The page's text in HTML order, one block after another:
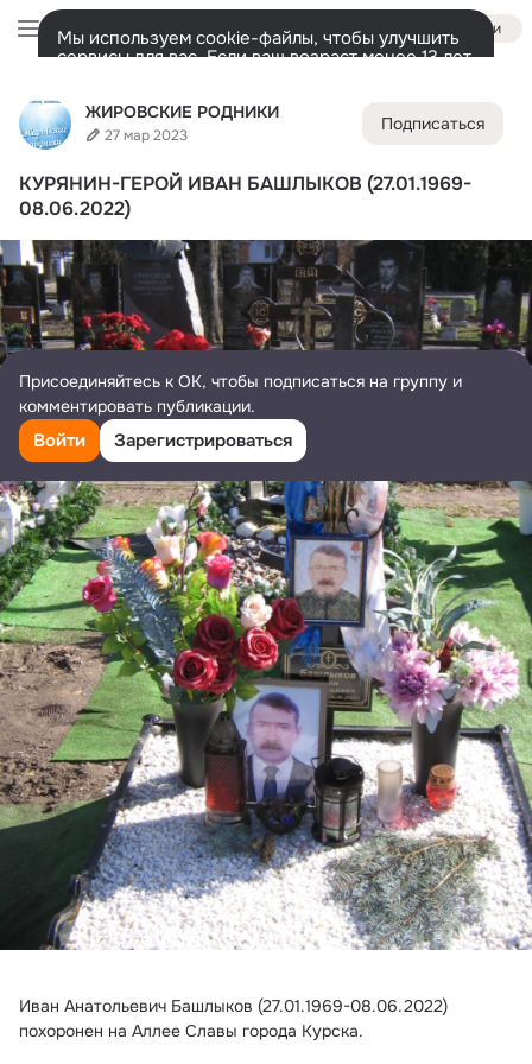
ЖИРОВСКИЕ РОДНИКИ
27 мар 2023
Подписаться
КУРЯНИН-ГЕРОЙ ИВАН БАШЛЫКОВ (27.01.1969-
08.06.2022)
Иван Анатольевич Башлыков (27.01.1969-08.06.2022)
похоронен на Аллее Славы города Курска.
Войти
Мы используем cookie-файлы, чтобы улучшить
сервисы для вас. Если ваш возраст менее 13 лет,
представитель.
Разрешить все
Лента Участники 10K 5.5K Ещё
Дополнительная
колонка
Всё4 504 Обсуждаемые
Присоединяйтесь к ОК, чтобы подписаться на группу и
комментировать публикации.
Войти Зарегистрироваться